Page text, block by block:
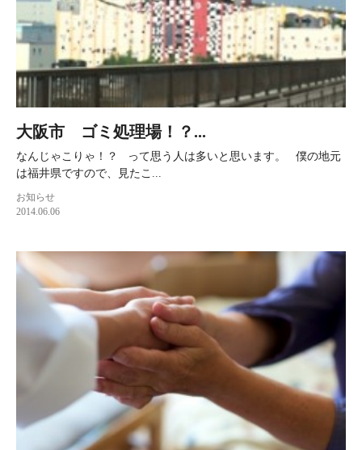
大阪市 ゴミ処理場！？...
なんじゃこりゃ！？ って思う人は多いと思います。 僕の地元
は福井県ですので、見たこ...
お知らせ
2014.06.06